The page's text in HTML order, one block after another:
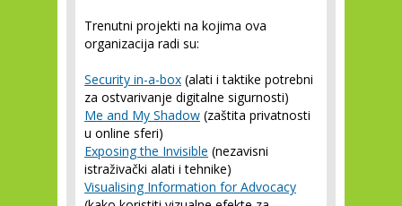
Trenutni projekti na kojima ova
organizacija radi su:
Security in-a-box (alati i taktike potrebni
za ostvarivanje digitalne sigurnosti)
Me and My Shadow (zaštita privatnosti
u online sferi)
Exposing the Invisible (nezavisni
istraživački alati i tehnike)
Visualising Information for Advocacy